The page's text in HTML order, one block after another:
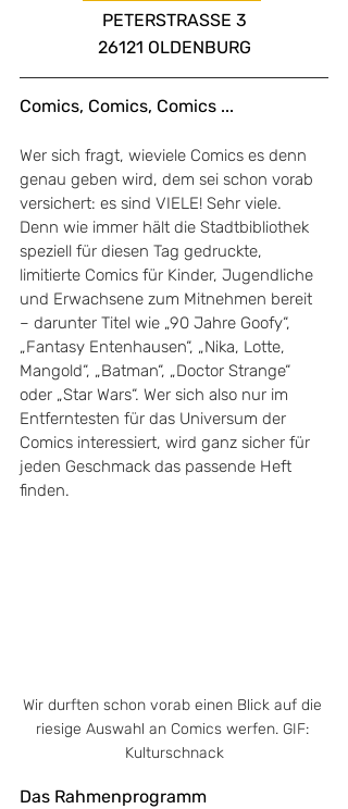
PETERSTRASSE 3
26121 OLDENBURG
Comics, Comics, Comics ...
Wer sich fragt, wieviele Comics es denn
genau geben wird, dem sei schon vorab
versichert: es sind VIELE! Sehr viele.
Denn wie immer hält die Stadtbibliothek
speziell für diesen Tag gedruckte,
limitierte Comics für Kinder, Jugendliche
und Erwachsene zum Mitnehmen bereit
– darunter Titel wie „90 Jahre Goofy“,
„Fantasy Entenhausen“, „Nika, Lotte,
Mangold“, „Batman“, „Doctor Strange“
oder „Star Wars“. Wer sich also nur im
Entferntesten für das Universum der
Comics interessiert, wird ganz sicher für
jeden Geschmack das passende Heft
finden.
Wir durften schon vorab einen Blick auf die
riesige Auswahl an Comics werfen. GIF:
Kulturschnack
Das Rahmenprogramm